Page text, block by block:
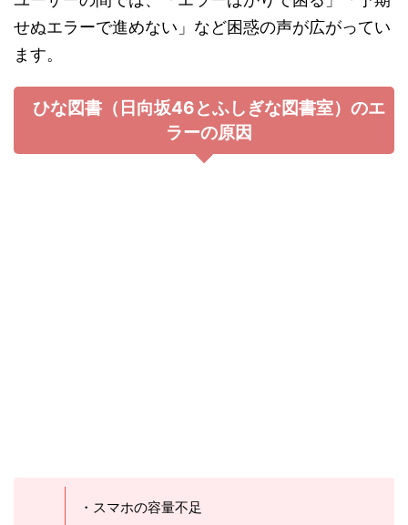
・スマホの容量不足
・接続エラー
・アクセス集中
・アプリ側の不具合
ひな図書（日向坂46とふしぎな図書室）で
発生しているエラーや不具合の対処法